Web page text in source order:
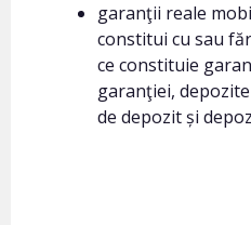
garanţii reale
constitui cu sau
ce constituie
garanţiei,
de depozit și